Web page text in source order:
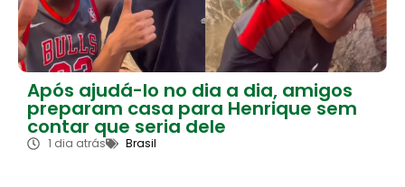
Após ajudá-lo no dia a dia, amigos
preparam casa para Henrique sem
contar que seria dele
1 dia atrás Brasil